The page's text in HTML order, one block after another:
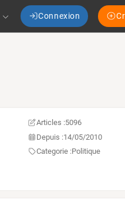
Connexion
Articles :5096
Depuis :14/05/2010
Categorie :Politique